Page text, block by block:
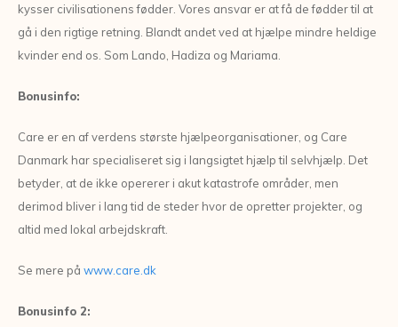
kysser civilisationens fødder. Vores ansvar er at få de fødder til at
gå i den rigtige retning. Blandt andet ved at hjælpe mindre heldige
kvinder end os. Som Lando, Hadiza og Mariama.
Bonusinfo:
Care er en af verdens største hjælpeorganisationer, og Care
Danmark har specialiseret sig i langsigtet hjælp til selvhjælp. Det
betyder, at de ikke opererer i akut katastrofe områder, men
derimod bliver i lang tid de steder hvor de opretter projekter, og
altid med lokal arbejdskraft.
Se mere på www.care.dk
Bonusinfo 2: